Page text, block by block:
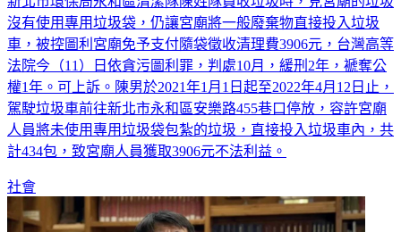
新北市環保局永和區清潔隊陳姓隊員收垃圾時，見宮廟的垃圾
沒有使用專用垃圾袋，仍讓宮廟將一般廢棄物直接投入垃圾
車，被控圖利宮廟免予支付隨袋徵收清理費3906元，台灣高等
法院今（11）日依貪污圖利罪，判處10月，緩刑2年，褫奪公
權1年。可上訴。陳男於2021年1月1日起至2022年4月12日止，
駕駛垃圾車前往新北市永和區安樂路455巷口停放，容許宮廟
人員將未使用專用垃圾袋包紮的垃圾，直接投入垃圾車內，共
社會